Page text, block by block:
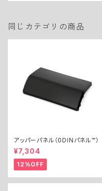
同じカテゴリの商品
アッパーパネル（0DINパネル™︎）
¥7,304
12%OFF